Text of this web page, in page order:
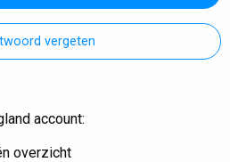
vergeten
account:
overzicht